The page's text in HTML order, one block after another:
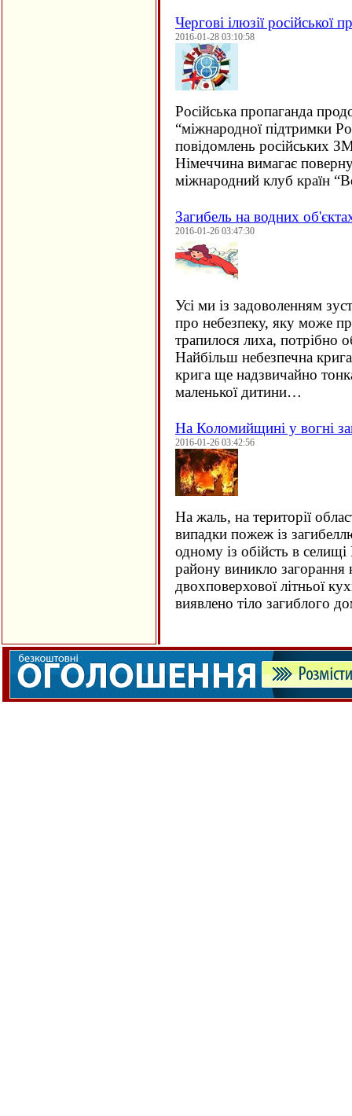
Чергові ілюзії російської
2016-01-28 03:10:58
Російська пропаганда
“міжнародної підтримки
повідомлень російських
Німеччина вимагає
міжнародний клуб країн
Загибель на водних
2016-01-26 03:47:30
Усі ми із задоволенням
про небезпеку, яку може
трапилося лиха, потрібно
Найбільш небезпечна
крига ще надзвичайно
маленької дитини…
На Коломийщині у вогні
2016-01-26 03:42:56
На жаль, на території
випадки пожеж із
одному із обійсть в
району виникло
двохповерхової літньої
виявлено тіло загиблого